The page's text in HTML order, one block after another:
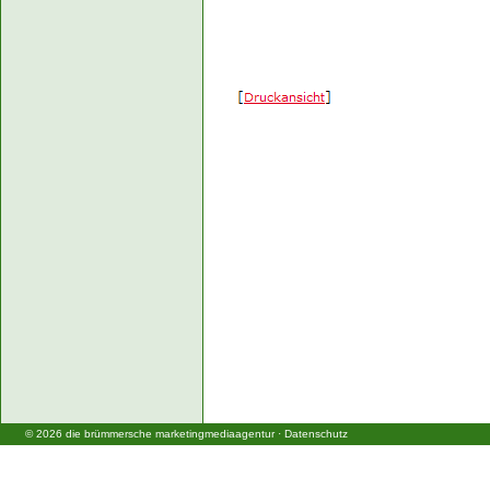
© 2026 die brümmersche marketingmediaagentur· Datenschutz